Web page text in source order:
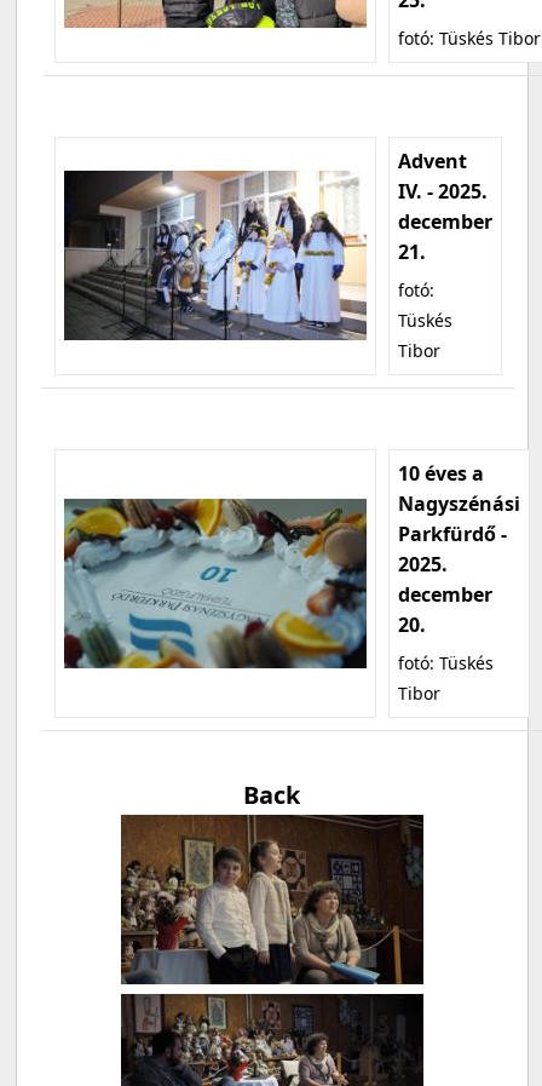
fotó: Tüskés Tibor
Advent
IV. - 2025.
december
21.
fotó:
Tüskés
Tibor
10 éves a
Nagyszénási
Parkfürdő -
2025.
december
20.
fotó: Tüskés
Tibor
Back